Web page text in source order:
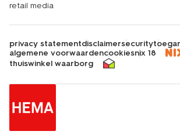
retail media
privacy statementdisclaimersecurity
algemene voorwaardencookiesnix 18
thuiswinkel waarborg